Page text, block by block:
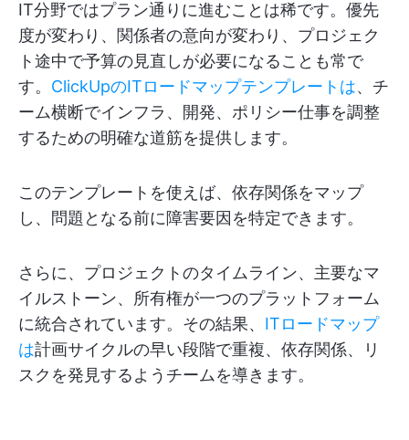
IT分野ではプラン通りに進むことは稀です。優先
度が変わり、関係者の意向が変わり、プロジェク
ト途中で予算の見直しが必要になることも常で
す。 ClickUpのITロードマップテンプレートは、チ
ーム横断でインフラ、開発、ポリシー仕事を調整
するための明確な道筋を提供します。
このテンプレートを使えば、依存関係をマップ
し、問題となる前に障害要因を特定できます。
さらに、プロジェクトのタイムライン、主要なマ
イルストーン、所有権が一つのプラットフォーム
に統合されています。その結果、 ITロードマップ
は計画サイクルの早い段階で重複、依存関係、リ
スクを発見するようチームを導きます。